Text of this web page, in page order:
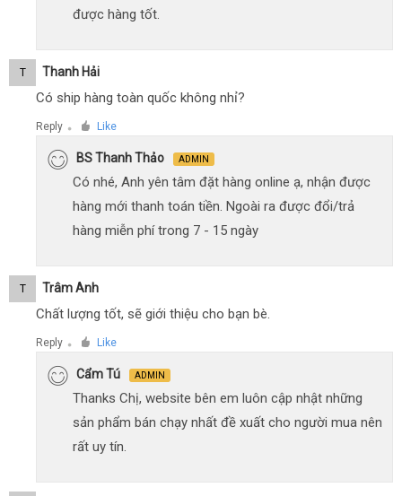
được hàng tốt.
T Thanh Hải
Có ship hàng toàn quốc không nhỉ?
Reply ● Like
BS Thanh Thảo ADMIN
Có nhé, Anh yên tâm đặt hàng online ạ, nhận được
hàng mới thanh toán tiền. Ngoài ra được đổi/trả
hàng miễn phí trong 7 - 15 ngày
T Trâm Anh
Chất lượng tốt, sẽ giới thiệu cho bạn bè.
Reply ● Like
Cẩm Tú ADMIN
Thanks Chị, website bên em luôn cập nhật những
sản phẩm bán chạy nhất đề xuất cho người mua nên
rất uy tín.